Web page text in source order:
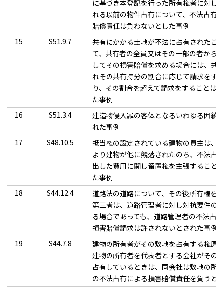
に基づき本登記を行った所有権者に対し
れる以前の物件占有について、不法占有
賠償責任は負わないとした事例
15
S51.9.7
共有にかかる土地が不法に占有されたこ
て、共有者の全員又はその一部の者から
してその損害賠償を求める場合には、共
れその共有持分の割合に応じて請求をす
り、その割合を超えて請求をすることは
た事例
16
S51.3.4
建造物侵入罪の客体となるいわゆる囲繞
れた事例
17
S48.10.5
抵当権の設定されている建物の買主は、
より建物が他に競落されたのち、不法占
出した費用に関し留置権を主張すること
た事例
18
S44.12.4
道路法の道路について、その後所有権を
第三者は、道路管理者に対し対抗要件の
る場合であっても、道路管理者の不法占
損害賠償請求は許されないとされた事例
19
S44.7.8
建物の所有者がその敷地を占有する権原
建物の所有者を代表者とする会社がその
占有しているときは、同会社は敷地の所
の不法占有による損害賠償責任を負うと